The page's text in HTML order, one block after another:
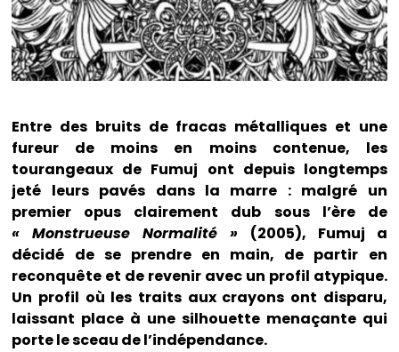
Entre des bruits de fracas métalliques et une
fureur de moins en moins contenue, les
tourangeaux de Fumuj ont depuis longtemps
jeté leurs pavés dans la marre : malgré un
premier opus clairement dub sous l’ère de
« Monstrueuse Normalité » (2005), Fumuj a
décidé de se prendre en main, de partir en
reconquête et de revenir avec un profil atypique.
Un profil où les traits aux crayons ont disparu,
laissant place à une silhouette menaçante qui
porte le sceau de l’indépendance.